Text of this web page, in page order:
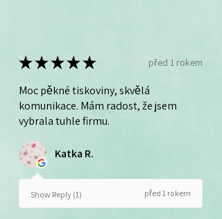
★★★★★ před 1 rokem
Moc pěkné tiskoviny, skvělá
komunikace. Mám radost, že jsem
vybrala tuhle firmu.
Katka R.
Show Reply (1) před 1 rokem